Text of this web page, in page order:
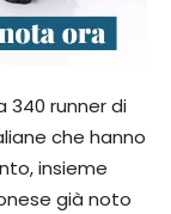
340 runner di
che hanno
insieme
già noto